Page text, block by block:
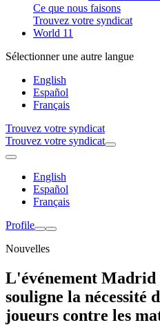
Ce que nous faisons
Trouvez votre syndicat
World 11
Sélectionner une autre langue
English
Español
Français
Trouvez votre syndicat
Trouvez votre syndicat
English
Español
Français
Profile
Nouvelles
L'événement
souligne la nécessité
joueurs contre les